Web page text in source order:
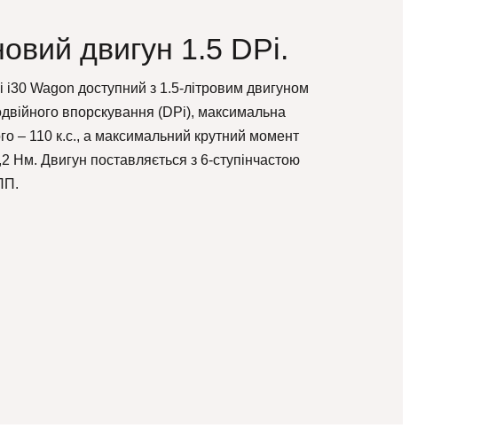
двигун 1.5 DPi.
Wagon доступний з 1.5-літровим двигуном
впорскування (DPi), максимальна
– 110 к.с., а максимальний крутний момент
Нм. Двигун поставляється з 6-ступінчастою